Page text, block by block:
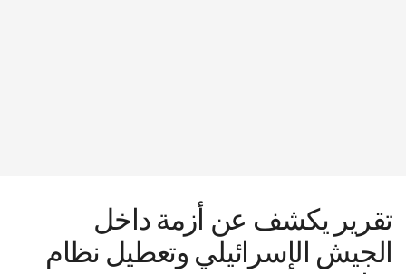
تقرير يكشف عن أزمة داخل
الجيش الإسرائيلي وتعطيل نظام